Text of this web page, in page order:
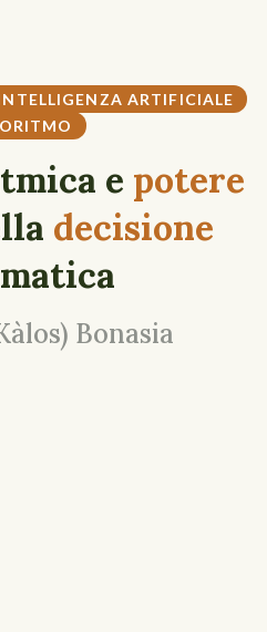
ARTIFICIALE
e potere
decisione
Bonasia